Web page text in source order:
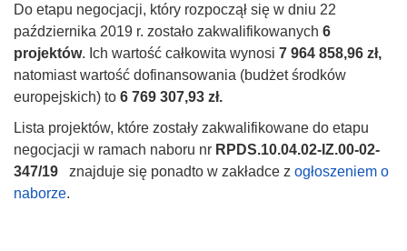
Do etapu negocjacji, który rozpoczął się w dniu 22
października 2019 r. zostało zakwalifikowanych 6
projektów. Ich wartość całkowita wynosi 7 964 858,96 zł,
natomiast wartość dofinansowania (budżet środków
europejskich) to 6 769 307,93 zł.
Lista projektów, które zostały zakwalifikowane do etapu
negocjacji w ramach naboru nr RPDS.10.04.02-IZ.00-02-
347/19
znajduje się ponadto w zakładce z ogłoszeniem o
naborze.